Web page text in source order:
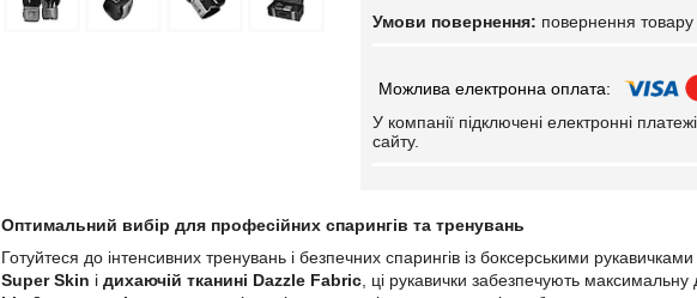
повернення
У компанії підключені електронні
сайту.
Оптимальний вибір для професійних спарингів та тренувань
Готуйтеся до інтенсивних тренувань і безпечних спарингів із боксерськими рукавичками
Super Skin і дихаючій тканині Dazzle Fabric , ці рукавички забезпечують максимальну